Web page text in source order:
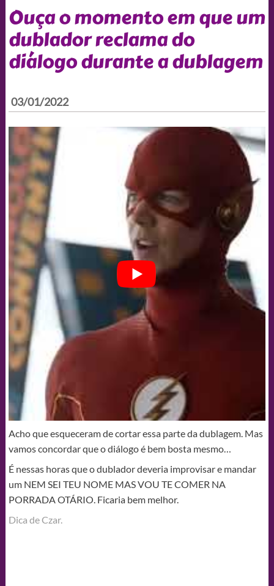
Ouça o momento em que um
dublador reclama do
diálogo durante a dublagem
03/01/2022
Acho que esqueceram de cortar essa parte da dublagem. Mas
vamos concordar que o diálogo é bem bosta mesmo…
É nessas horas que o dublador deveria improvisar e mandar
um NEM SEI TEU NOME MAS VOU TE COMER NA
PORRADA OTÁRIO. Ficaria bem melhor.
Dica de Czar.